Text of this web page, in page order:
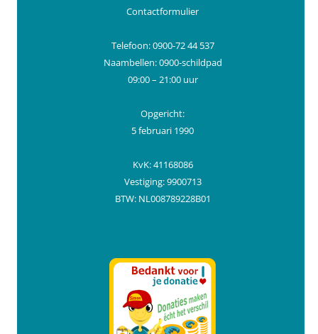
Contactformulier
Telefoon: 0900-72 44 537
Naambellen: 0900-schildpad
09:00 – 21:00 uur
Opgericht:
5 februari 1990
KvK: 41168086
Vestiging: 9900713
BTW: NL008789228B01